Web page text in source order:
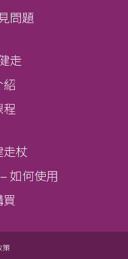
問題
走
紹
程
杖
如何使用
策